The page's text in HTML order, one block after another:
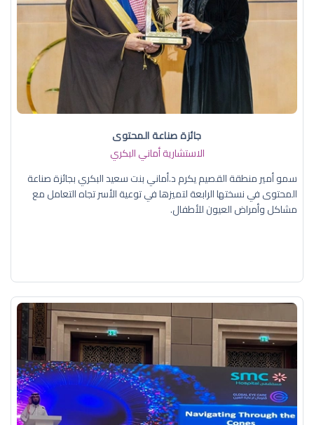
جائزة صناعة المحتوى
الاستشارية أماني البكري
سمو أمير منطقة القصيم يكرم د.أماني بنت سعيد البكري بجائزة صناعة
المحتوى في نسختها الرابعة لتميزها في توعية الأسر تجاه التعامل مع
مشاكل وأمراض العيون للأطفال.